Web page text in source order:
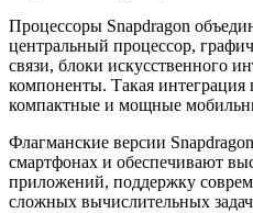
Процессоры Snapdragon
центральный процессор,
связи, блоки искусственного
компоненты. Такая интеграция
компактные и мощные
Флагманские версии
смартфонах и обеспечивают
приложений, поддержку
сложных вычислительных